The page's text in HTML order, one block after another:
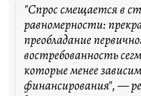
"Спрос смещается в
равномерности:
преобладание
востребованность
которые менее
финансирования", —